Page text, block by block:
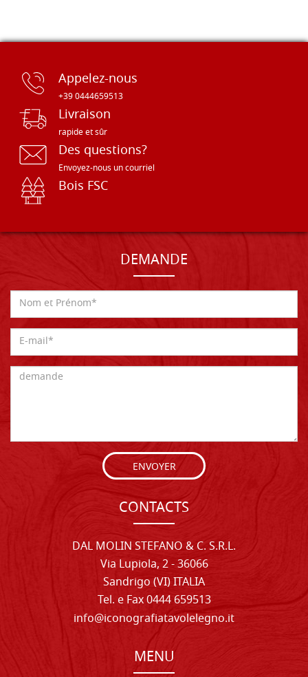
Appelez-nous
+39 0444659513
Livraison
rapide et sûr
Des questions?
Envoyez-nous un courriel
Bois FSC
DEMANDE
ENVOYER
CONTACTS
DAL MOLIN STEFANO & C. S.R.L.
Via Lupiola, 2 - 36066
Sandrigo (VI) ITALIA
Tel. e Fax 0444 659513
info@iconografiatavolelegno.it
MENU